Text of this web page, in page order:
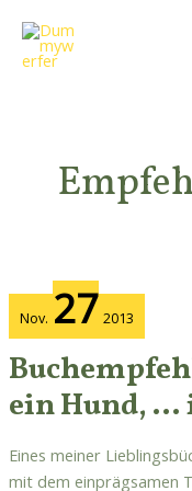
Inhalt
springen
Nov. 27 2013
ein Hund, …
Eines meiner
mit dem einprägsamen
Buchempfehlung:
Hund
ist
ein
Hund,
ist
ein